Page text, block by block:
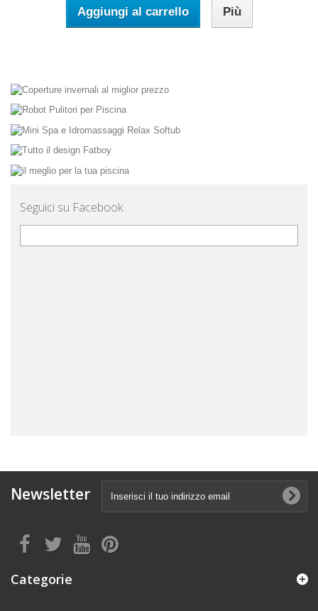
Aggiungi al carrello Più
Seguici su Facebook
Newsletter
Categorie